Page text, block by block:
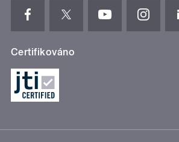
Certifikováno